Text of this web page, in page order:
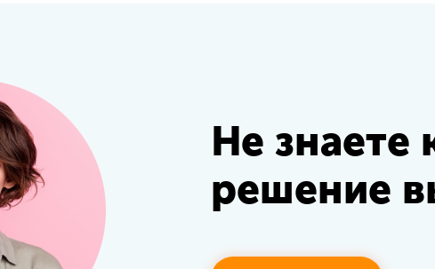
Не знаете
решение